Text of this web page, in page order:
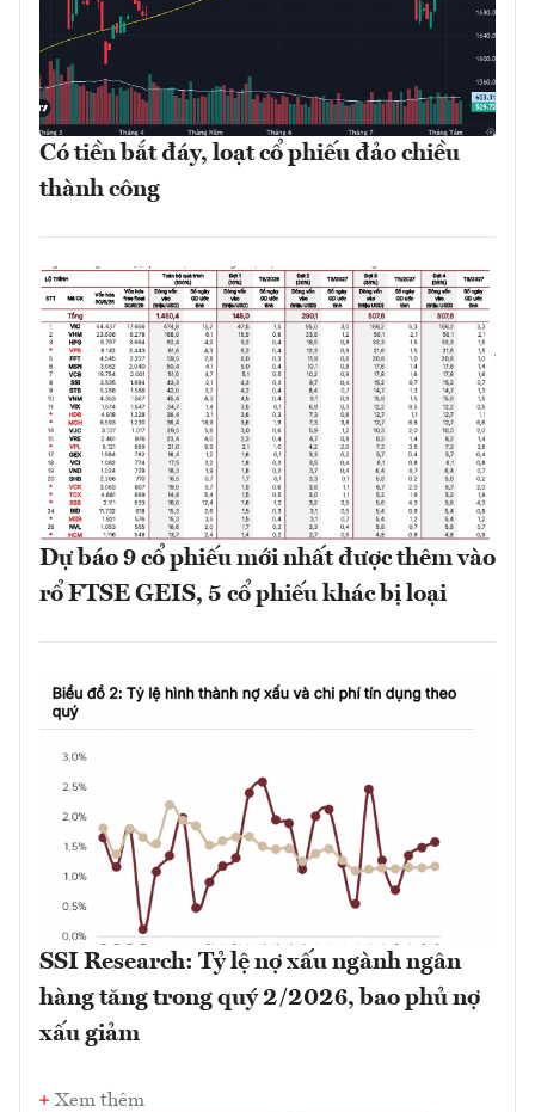
Có tiền bắt đáy, loạt cổ phiếu đảo chiều
thành công
Dự báo 9 cổ phiếu mới nhất được thêm vào
rổ FTSE GEIS, 5 cổ phiếu khác bị loại
SSI Research: Tỷ lệ nợ xấu ngành ngân
hàng tăng trong quý 2/2026, bao phủ nợ
xấu giảm
Xem thêm